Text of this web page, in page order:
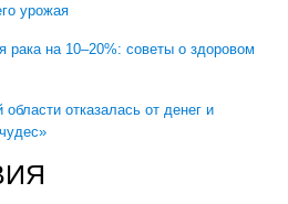
урожая
рака на 10–20%: советы о здоровом
отказалась от денег и